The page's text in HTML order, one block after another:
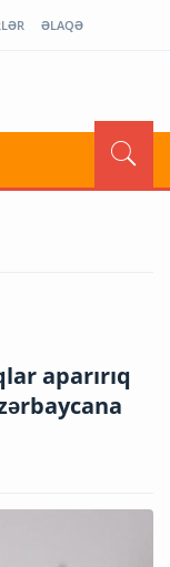
ƏLAQƏ
aparırıq